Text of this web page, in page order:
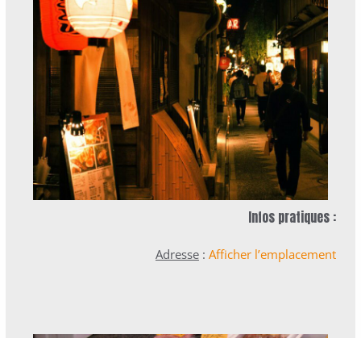
Infos pratiques :
Adresse: Afficher l’emplacement